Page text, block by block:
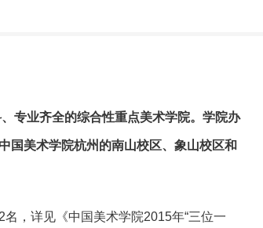
专业齐全的综合性重点美术学院。学院办
国美术学院杭州的南山校区、象山校区和
，详见《中国美术学院2015年“三位一